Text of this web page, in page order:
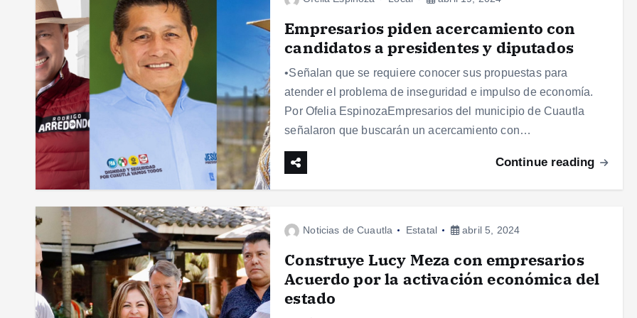
Empresarios piden acercamiento con
candidatos a presidentes y diputados
•Señalan que se requiere conocer sus propuestas para
atender el problema de inseguridad e impulso de economía.
Por Ofelia EspinozaEmpresarios del municipio de Cuautla
señalaron que buscarán un acercamiento con…
Continue reading
Noticias de Cuautla Estatal abril 5, 2024
Construye Lucy Meza con empresarios
Acuerdo por la activación económica del
estado